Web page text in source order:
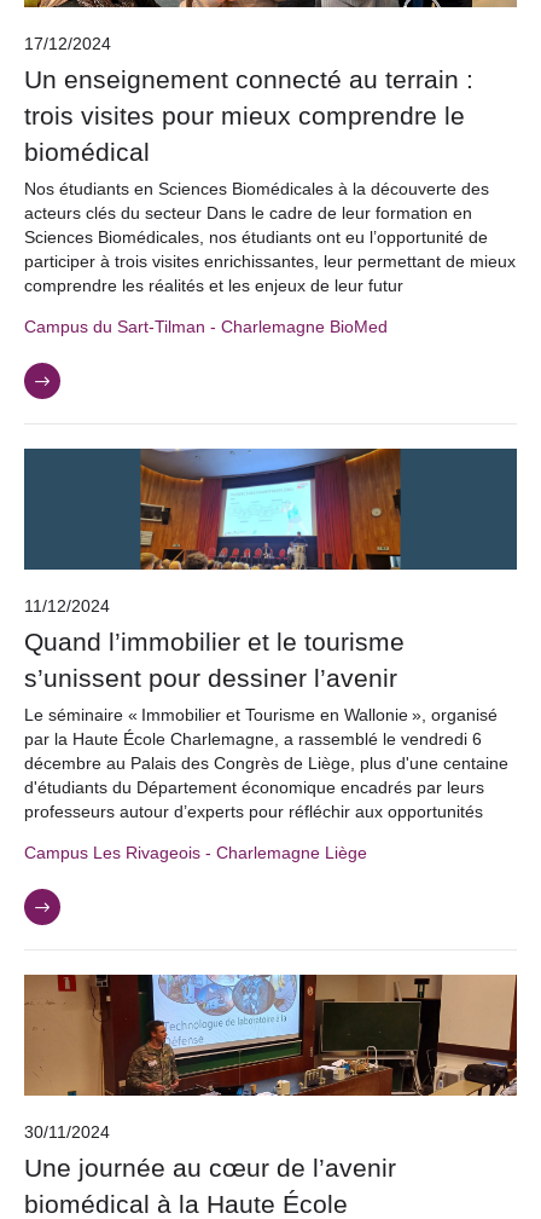
17/12/2024
Un enseignement connecté au terrain :
trois visites pour mieux comprendre le
biomédical
Nos étudiants en Sciences Biomédicales à la découverte des
acteurs clés du secteur Dans le cadre de leur formation en
Sciences Biomédicales, nos étudiants ont eu l’opportunité de
participer à trois visites enrichissantes, leur permettant de mieux
comprendre les réalités et les enjeux de leur futur
Campus du Sart-Tilman - Charlemagne BioMed
11/12/2024
Quand l’immobilier et le tourisme
s’unissent pour dessiner l’avenir
Le séminaire « Immobilier et Tourisme en Wallonie », organisé
par la Haute École Charlemagne, a rassemblé le vendredi 6
décembre au Palais des Congrès de Liège, plus d'une centaine
d'étudiants du Département économique encadrés par leurs
professeurs autour d’experts pour réfléchir aux opportunités
Campus Les Rivageois - Charlemagne Liège
30/11/2024
Une journée au cœur de l’avenir
biomédical à la Haute École